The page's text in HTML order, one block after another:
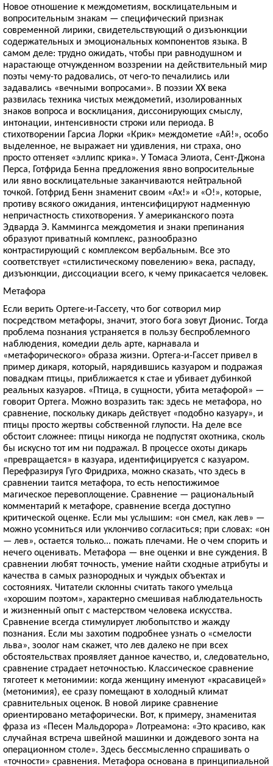
Новое отношение к междометиям, восклицательным и
вопросительным знакам — специфический признак
современной лирики, свидетельствующий о дизъюнкции
содержательных и эмоциональных компонентов языка. В
самом деле: трудно ожидать, чтобы при равнодушном и
нарастающе отчужденном воззрении на действительный мир
поэты чему-то радовались, от чего-то печалились или
задавались «вечными вопросами». В поэзии XX века
развилась техника чистых междометий, изолированных
знаков вопроса и восклицания, диссонирующих смыслу,
интонации, интенсивности строки или периода. В
стихотворении Гарсиа Лорки «Крик» междометие «Ай!», особо
выделенное, не выражает ни удивления, ни страха, оно
просто оттеняет «эллипс крика». У Томаса Элиота, Сент-Джона
Перса, Готфрида Бенна предложения явно вопросительные
или явно восклицательные заканчиваются нейтральной
точкой. Готфрид Бенн знаменит своим «Ах!» и «О!», которые,
противу всякого ожидания, интенсифицируют надменную
непричастность стихотворения. У американского поэта
Эдварда Э. Каммингса междометия и знаки препинания
образуют приватный комплекс, разнообразно
контрастирующий с комплексом вербальным. Все это
соответствует «стилистическому повелению» века, распаду,
дизъюнкции, диссоциации всего, к чему прикасается человек.
Метафора
Если верить Ортеге-и-Гассету, что бог сотворил мир
посредством метафоры, значит, этого бога зовут Дионис. Тогда
проблема познания устраняется в пользу беспроблемного
наблюдения, комедии дель арте, карнавала и
«метафорического» образа жизни. Ортега-и-Гассет привел в
пример дикаря, который, нарядившись казуаром и подражая
повадкам птицы, приближается к стае и убивает дубинкой
реальных казуаров. «Птица, в сущности, убита метафорой» —
говорит Ортега. Можно возразить так: здесь не метафора, но
сравнение, поскольку дикарь действует «подобно казуару», и
птицы просто жертвы собственной глупости. На деле все
обстоит сложнее: птицы нико­гда не подпустят охотника, сколь
бы искусно тот им ни подражал. В процессе охоты дикарь
«превращается» в казуара, идентифицируется с казуаром.
Перефразируя Гуго Фридриха, можно сказать, что здесь в
сравнении таится метафора, то есть непостижимое
магическое перевоплощение. Сравнение — рациональный
комментарий к метафоре, сравнение всегда доступно
критической оценке. Если мы услышим: «он смел, как лев» —
можно усомниться или уклончиво согласиться; при словах: «он
— лев», остается только... пожать плечами. Не о чем спорить и
нечего оценивать. Метафора — вне оценки и вне суждения. В
сравнении любят точность, умение найти сходные атрибуты и
качества в самых разнородных и чуждых объектах и
состояниях. Читатели склонны считать такого умельца
«хорошим поэтом», характерно смешивая наблюдательность
и жизненный опыт с мастерством человека искусства.
Сравнение всегда стимулирует любопытство и жажду
познания. Если мы захотим подробнее узнать о «смелости
льва», зоолог нам скажет, что лев далеко не при всех
обстоятельствах проявляет данное качество, и, следовательно,
сравнение страдает неточностью. Классическое сравнение
тяготеет к метонимии: когда женщину именуют «красавицей»
(метонимия), ее сразу помещают в холодный климат
сравнительных оценок. В новой лирике сравнение
ориентировано метафорически. Вот, к примеру, знаменитая
фраза из «Песен Мальдорора» Лотреамона: «Это красиво, как
случайная встреча швейной машинки и дождевого зонта на
операционном столе». Здесь бессмысленно спрашивать о
«точности» сравнения. Метафора основана в принципиальной